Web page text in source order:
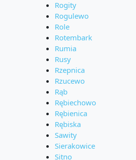
Rogity
Rogulewo
Role
Rotembark
Rumia
Rusy
Rzepnica
Rzucewo
Rąb
Rębiechowo
Rębienica
Rębiska
Sawity
Sierakowice
Sitno